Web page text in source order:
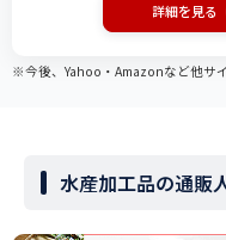
詳細を見る
※今後、Yahoo・Amazonなど他サ
水産加工品の通販